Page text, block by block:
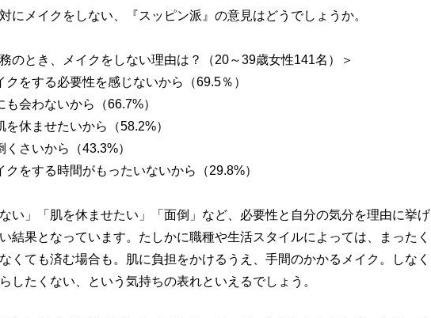
にメイクをしない、『スッピン派』の意見はどうでしょうか。
のとき、メイクをしない理由は？（20～39歳女性141名）＞
クをする必要性を感じないから（69.5％）
も会わないから（66.7%）
を休ませたいから（58.2%）
くさいから（43.3%）
クをする時間がもったいないから（29.8%）
い」「肌を休ませたい」「面倒」など、必要性と自分の気分を理由に挙げ
結果となっています。たしかに職種や生活スタイルによっては、まったく
くても済む場合も。肌に負担をかけるうえ、手間のかかるメイク。しなく
したくない、という気持ちの表れといえるでしょう。